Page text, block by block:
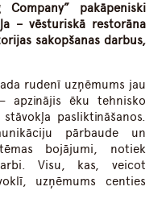
Company” pakāpeniski
– vēsturiskā restorāna
sakopšanas darbus,
rudenī uzņēmums jau
apzinājis ēku tehnisko
pasliktināšanos.
pārbaude un
bojājumi, notiek
Visu, kas, veicot
uzņēmums centies